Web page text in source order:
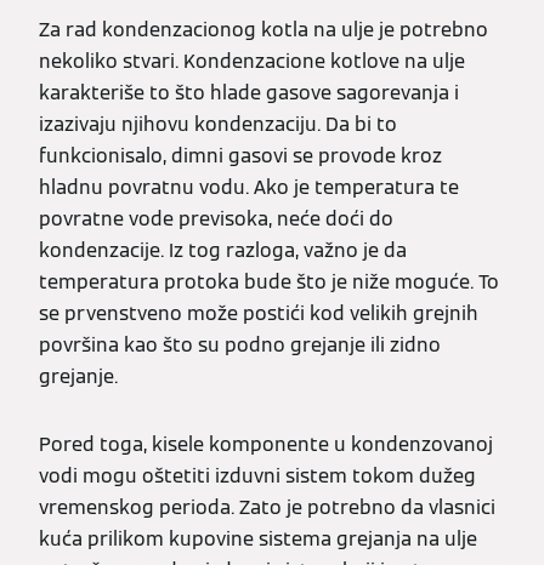
Za rad kondenzacionog kotla na ulje je potrebno
nekoliko stvari. Kondenzacione kotlove na ulje
karakteriše to što hlade gasove sagorevanja i
izazivaju njihovu kondenzaciju. Da bi to
funkcionisalo, dimni gasovi se provode kroz
hladnu povratnu vodu. Ako je temperatura te
povratne vode previsoka, neće doći do
kondenzacije. Iz tog razloga, važno je da
temperatura protoka bude što je niže moguće. To
se prvenstveno može postići kod velikih grejnih
površina kao što su podno grejanje ili zidno
grejanje.
Pored toga, kisele komponente u kondenzovanoj
vodi mogu oštetiti izduvni sistem tokom dužeg
vremenskog perioda. Zato je potrebno da vlasnici
kuća prilikom kupovine sistema grejanja na ulje